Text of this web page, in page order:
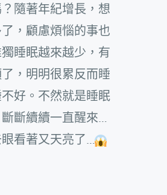
隨著年紀增長，想
，顧慮煩惱的事也
睡眠越來越少，有
，明明很累反而睡
好。不然就是睡眠
斷續續一直醒來…
看著又天亮了…